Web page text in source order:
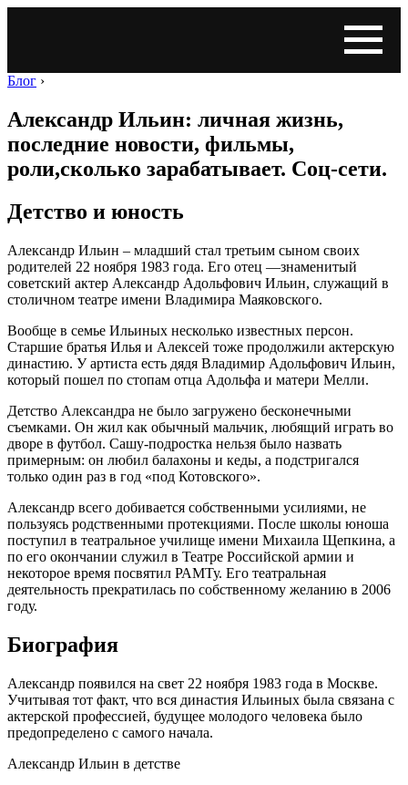
Блог ›
Александр Ильин: личная жизнь,
последние новости, фильмы,
роли,сколько зарабатывает. Соц-сети.
Детство и юность
Александр Ильин – младший стал третьим сыном своих
родителей 22 ноября 1983 года. Его отец —знаменитый
советский актер Александр Адольфович Ильин, служащий в
столичном театре имени Владимира Маяковского.
Вообще в семье Ильиных несколько известных персон.
Старшие братья Илья и Алексей тоже продолжили актерскую
династию. У артиста есть дядя Владимир Адольфович Ильин,
который пошел по стопам отца Адольфа и матери Мелли.
Детство Александра не было загружено бесконечными
съемками. Он жил как обычный мальчик, любящий играть во
дворе в футбол. Сашу-подростка нельзя было назвать
примерным: он любил балахоны и кеды, а подстригался
только один раз в год «под Котовского».
Александр всего добивается собственными усилиями, не
пользуясь родственными протекциями. После школы юноша
поступил в театральное училище имени Михаила Щепкина, а
по его окончании служил в Театре Российской армии и
некоторое время посвятил РАМТу. Его театральная
деятельность прекратилась по собственному желанию в 2006
году.
Биография
Александр появился на свет 22 ноября 1983 года в Москве.
Учитывая тот факт, что вся династия Ильиных была связана с
актерской профессией, будущее молодого человека было
предопределено с самого начала.
Александр Ильин в детстве